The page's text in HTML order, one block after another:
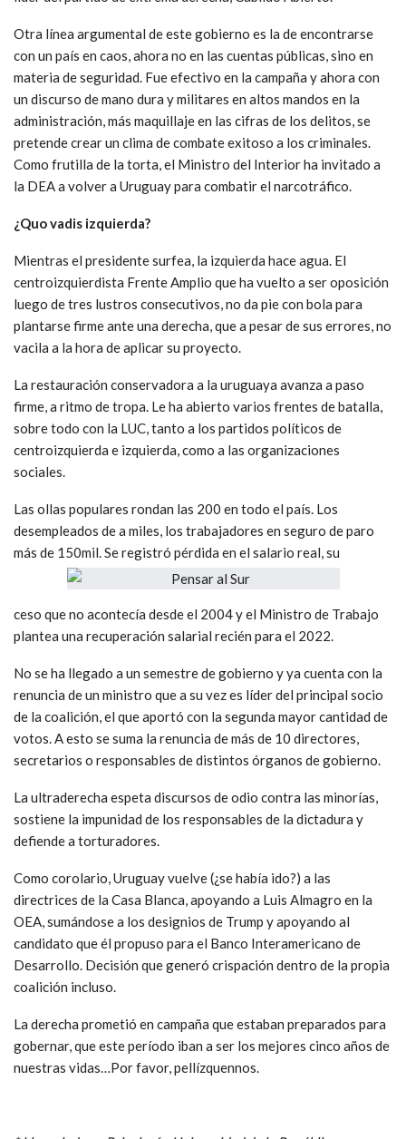
Otra línea argumental de este gobierno es la de encontrarse
con un país en caos, ahora no en las cuentas públicas, sino en
materia de seguridad. Fue efectivo en la campaña y ahora con
un discurso de mano dura y militares en altos mandos en la
administración, más maquillaje en las cifras de los delitos, se
pretende crear un clima de combate exitoso a los criminales.
Como frutilla de la torta, el Ministro del Interior ha invitado a
la DEA a volver a Uruguay para combatir el narcotráfico.
¿Quo vadis izquierda?
Mientras el presidente surfea, la izquierda hace agua. El
centroizquierdista Frente Amplio que ha vuelto a ser oposición
luego de tres lustros consecutivos, no da pie con bola para
plantarse firme ante una derecha, que a pesar de sus errores, no
vacila a la hora de aplicar su proyecto.
La restauración conservadora a la uruguaya avanza a paso
firme, a ritmo de tropa. Le ha abierto varios frentes de batalla,
sobre todo con la LUC, tanto a los partidos políticos de
centroizquierda e izquierda, como a las organizaciones
sociales.
Las ollas populares rondan las 200 en todo el país. Los
desempleados de a miles, los trabajadores en seguro de paro
más de 150mil. Se registró pérdida en el salario real, su
ceso que no acontecía desde el 2004 y el Ministro de Trabajo
plantea una recuperación salarial recién para el 2022.
No se ha llegado a un semestre de gobierno y ya cuenta con la
renuncia de un ministro que a su vez es líder del principal socio
de la coalición, el que aportó con la segunda mayor cantidad de
votos. A esto se suma la renuncia de más de 10 directores,
secretarios o responsables de distintos órganos de gobierno.
La ultraderecha espeta discursos de odio contra las minorías,
sostiene la impunidad de los responsables de la dictadura y
defiende a torturadores.
Como corolario, Uruguay vuelve (¿se había ido?) a las
directrices de la Casa Blanca, apoyando a Luis Almagro en la
OEA, sumándose a los designios de Trump y apoyando al
candidato que él propuso para el Banco Interamericano de
Desarrollo. Decisión que generó crispación dentro de la propia
coalición incluso.
La derecha prometió en campaña que estaban preparados para
gobernar, que este período iban a ser los mejores cinco años de
nuestras vidas…Por favor, pellízquennos.